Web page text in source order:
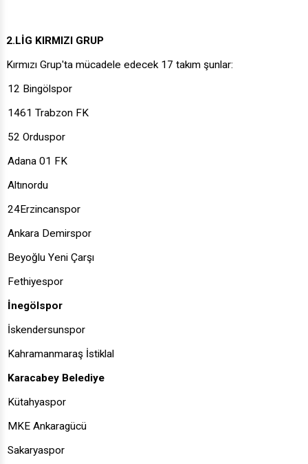
2.LİG KIRMIZI GRUP
Kırmızı Grup'ta mücadele edecek 17 takım şunlar:
12 Bingölspor
1461 Trabzon FK
52 Orduspor
Adana 01 FK
Altınordu
24Erzincanspor
Ankara Demirspor
Beyoğlu Yeni Çarşı
Fethiyespor
İnegölspor
İskendersunspor
Kahramanmaraş İstiklal
Karacabey Belediye
Kütahyaspor
MKE Ankaragücü
Sakaryaspor